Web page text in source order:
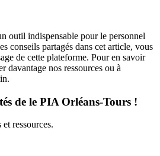
outil indispensable pour le personnel
conseils partagés dans cet article, vous
de cette plateforme. Pour en savoir
davantage nos ressources ou à
de le PIA Orléans-Tours !
ressources.